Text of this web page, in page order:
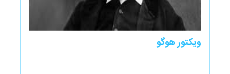
ویکتور هوگو